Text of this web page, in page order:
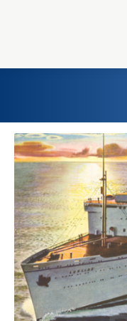
Home
Einst und Heute
Marken
Konzerne
Epoche